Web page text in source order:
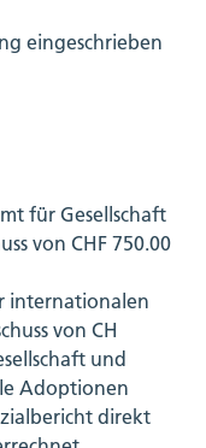
eingeschrieben
für Gesellschaft
von CHF 750.00
internationalen
von CH
und
Adoptionen
direkt